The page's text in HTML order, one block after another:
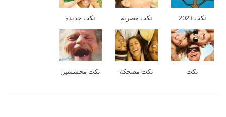
نكت 2023 نكت مصرية نكت جديدة
نكت نكت مضحكة نكت محششين